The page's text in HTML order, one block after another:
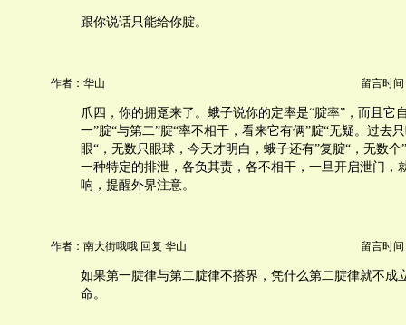
跟你说话只能给你腚。
作者：华山 留言时间
爪四，你的拥趸来了。蛾子说你的定率是“腚率”，而且它
一”腚“与第二”腚“率不相干，看来它有俩”腚“无疑。过去
眼“，无数只眼球，今天才明白，蛾子还有”复腚“，无数个
一种特定的排泄，各负其责，各不相干，一旦开启泄门，
响，提醒外界注意。
作者：南大街哦哦 回复 华山 留言时间
如果第一腚律与第二腚律不搭界，凭什么第二腚律就不成
命。